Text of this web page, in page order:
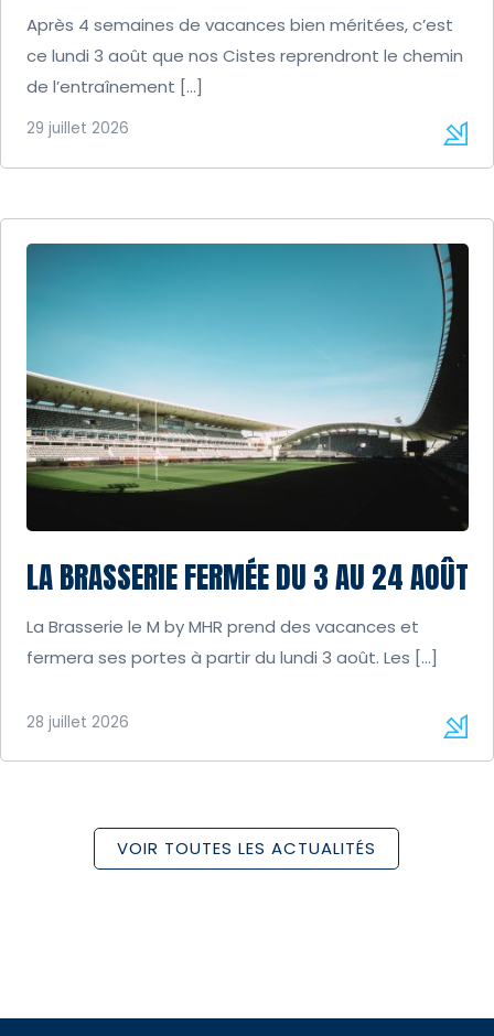
Après 4 semaines de vacances bien méritées, c’est
ce lundi 3 août que nos Cistes reprendront le chemin
de l’entraînement […]
29 juillet 2026
LA BRASSERIE FERMÉE DU 3 AU 24 AOÛT
La Brasserie le M by MHR prend des vacances et
fermera ses portes à partir du lundi 3 août. Les […]
28 juillet 2026
VOIR TOUTES LES ACTUALITÉS